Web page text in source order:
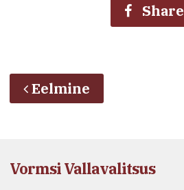
Share
Eelmine
Vormsi Vallavalitsus